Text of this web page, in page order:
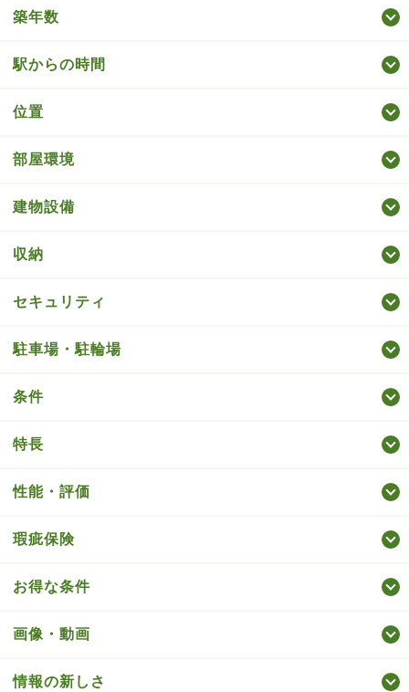
築年数
駅からの時間
位置
部屋環境
建物設備
収納
セキュリティ
駐車場・駐輪場
条件
特長
性能・評価
瑕疵保険
お得な条件
画像・動画
情報の新しさ